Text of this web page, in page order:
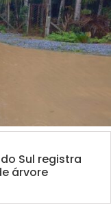
Sul registra
árvore